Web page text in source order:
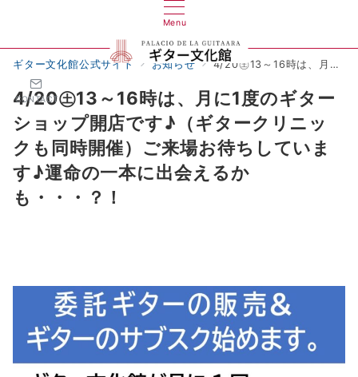
Menu
CONTACT
ギター文化館公式サイト お知らせ 4/20㊏13～16時は、月に1度のギターショップ開店です♪（ギタークリニックも同時開催）ご来場お待ちしています♪運命の一本に出会えるかも・・・？！
4/20㊏13～16時は、月に1度のギター
ショップ開店です♪（ギタークリニッ
クも同時開催）ご来場お待ちしていま
す♪運命の一本に出会えるか
も・・・？！